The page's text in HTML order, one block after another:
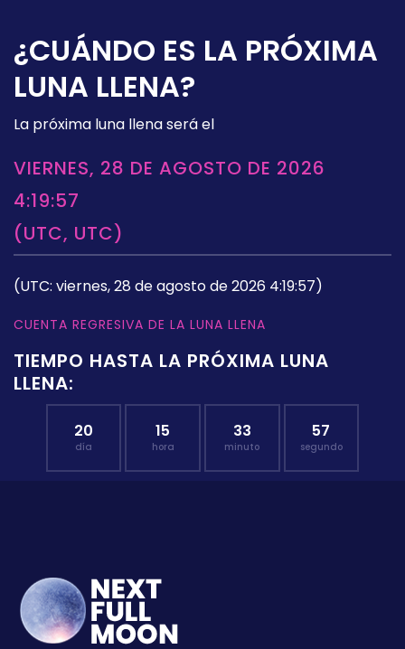
¿CUÁNDO ES LA PRÓXIMA
LUNA LLENA?
La próxima luna llena será el
VIERNES, 28 DE AGOSTO DE 2026
4:19:57
(UTC, UTC)
(UTC: viernes, 28 de agosto de 2026 4:19:57)
CUENTA REGRESIVA DE LA LUNA LLENA
TIEMPO HASTA LA PRÓXIMA LUNA
LLENA:
20
día
15
hora
33
minuto
56
segundo